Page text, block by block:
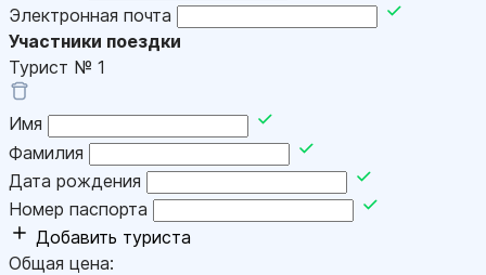
Электронная почта
Участники поездки
Турист № 1
Имя
Фамилия
Дата рождения
Номер паспорта
Добавить туриста
Общая цена: